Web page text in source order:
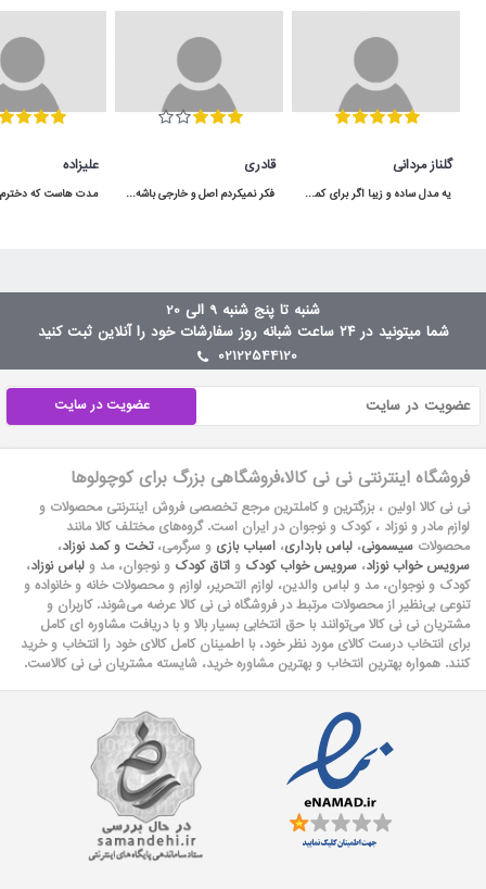
گلناز مردانی
یه مدل ساده و زیبا اگر برای کمد سه دربش جا داشته باشید خیلی هم کاربردی میشه
قادری
فکر نمیکردم اصل و خارجی باشه و اینقدر به موقع به دستم برسه برعکس بقیه ی پیجا که بد قولن
علیزاده
شنبه تا پنج شنبه 9 الی 20
شما میتونید در ۲۴ ساعت شبانه روز سفارشات خود را آنلاین ثبت کنید
02122544120
عضویت در سایت
فروشگاه اینترنتی نی نی کالا،فروشگاهی بزرگ برای کوچولوها
نی نی کالا اولین ، بزرگترین و کاملترین مرجع تخصصی فروش اینترنتی محصولات و
لوازم مادر و نوزاد ، کودک و نوجوان در ایران است. گروه‏‏‌های مختلف کالا مانند
محصولات سیسمونی، لباس بارداری، اسباب بازی و سرگرمی،تخت و کمد نوزاد،
سرویس خواب نوزاد، سرویس خواب کودک و اتاق کودک و نوجوان، مد و لباس نوزاد،
کودک و نوجوان، مد و لباس والدین، لوازم التحریر، لوازم و محصولات خانه و خانواده و
تنوعی بی‌نظیر از محصولات مرتبط در فروشگاه نی نی کالا عرضه می‏‏‏‌شوند. کاربران و
مشتریان نی نی‌ کالا می‏‏‌توانند با حق انتخابی بسیار بالا و با دریافت مشاوره ای کامل
برای انتخاب درست کالای مورد نظر خود، با اطمینان کامل کالای خود را انتخاب و خرید
کنند. همواره بهترین انتخاب و بهترین مشاوره خرید، شایسته مشتریان نی نی کالاست.